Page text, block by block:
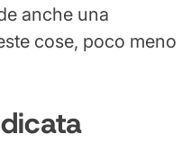
anche una
cose, poco meno